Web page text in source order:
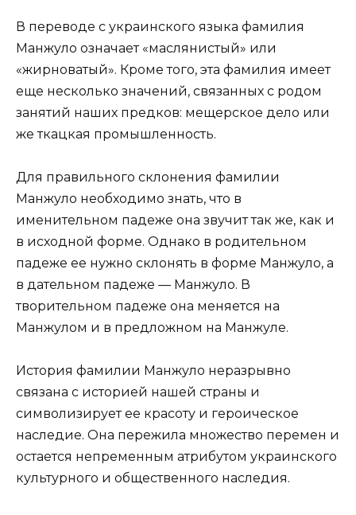
В переводе с украинского языка фамилия
Манжуло означает «маслянистый» или
«жирноватый». Кроме того, эта фамилия имеет
еще несколько значений, связанных с родом
занятий наших предков: мещерское дело или
же ткацкая промышленность.
Для правильного склонения фамилии
Манжуло необходимо знать, что в
именительном падеже она звучит так же, как и
в исходной форме. Однако в родительном
падеже ее нужно склонять в форме Манжуло, а
в дательном падеже — Манжуло. В
творительном падеже она меняется на
Манжулом и в предложном на Манжуле.
История фамилии Манжуло неразрывно
связана с историей нашей страны и
символизирует ее красоту и героическое
наследие. Она пережила множество перемен и
остается непременным атрибутом украинского
культурного и общественного наследия.